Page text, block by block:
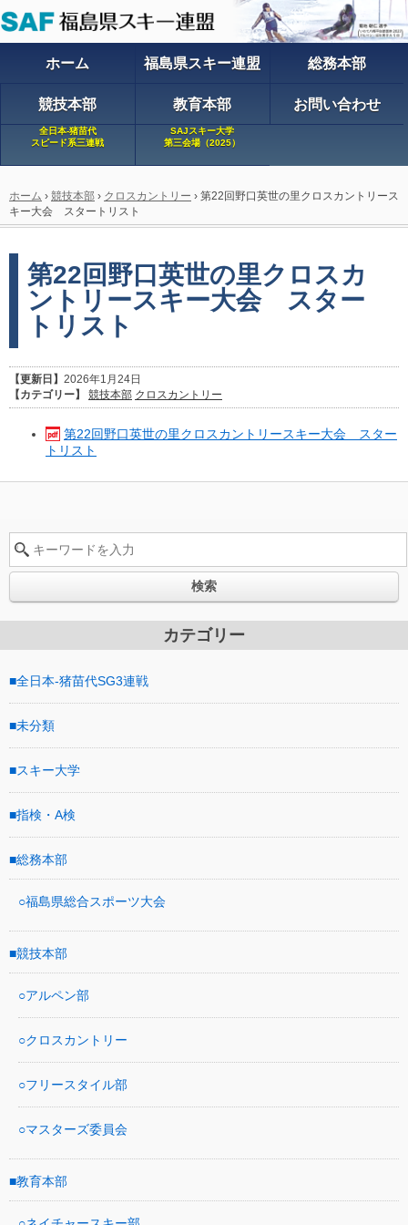
ホーム 福島県スキー連盟 総務本部
競技本部 教育本部 お問い合わせ
全日本-猪苗代
スピード系三連戦
SAJスキー大学
第三会場（2025）
ホーム › 競技本部 › クロスカントリー › 第22回野口英世の里クロスカントリース
キー大会 スタートリスト
第22回野口英世の里クロスカ
ントリースキー大会 スター
トリスト
【更新日】 2026年1月24日
【カテゴリー】
競技本部 クロスカントリー
第22回野口英世の里クロスカントリースキー大会 スター
トリスト
検索
カテゴリー
全日本-猪苗代SG3連戦
未分類
スキー大学
指検・A検
総務本部
福島県総合スポーツ大会
競技本部
アルペン部
クロスカントリー
フリースタイル部
マスターズ委員会
教育本部